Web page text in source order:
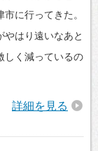
に行ってきた。
はり遠いなあと
しく減っているの
詳細を見る